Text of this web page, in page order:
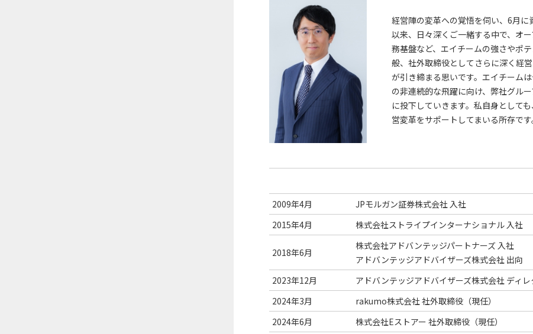
経営陣の変革への覚悟を伺い、6月に
以来、日々深くご一緒する中で、オ
務基盤など、エイチームの強さやポ
般、社外取締役としてさらに深く経
が引き締まる思いです。エイチーム
の非連続的な飛躍に向け、弊社グル
に投下していきます。私自身として
営変革をサポートしてまいる所存です
2009年4月
JPモルガン証券株式会社 入社
2015年4月
株式会社ストライプインターナショナル 入社
2018年6月
株式会社アドバンテッジパートナーズ 入社
アドバンテッジアドバイザーズ株式会社 出向
2023年12月
アドバンテッジアドバイザーズ株式会社 ディレ
2024年3月
rakumo株式会社 社外取締役（現任）
2024年6月
株式会社Eストアー 社外取締役（現任）